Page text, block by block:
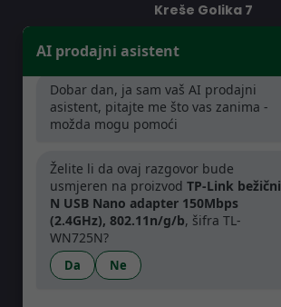
Kreše Golika 7
RADNO VRIJEME
Pet: 08:30 - 16:00h
AI prodajni asistent
Dobar dan, ja sam vaš AI prodajni
asistent, pitajte me što vas zanima -
možda mogu pomoći
Želite li da ovaj razgovor bude
usmjeren na proizvod TP-Link bežični
N USB Nano adapter 150Mbps
(2.4GHz), 802.11n/g/b, šifra TL-
WN725N?
Da Ne